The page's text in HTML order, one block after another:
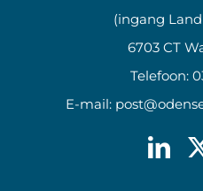
(ingang
6703 CT
Telefoon:
E-mail: